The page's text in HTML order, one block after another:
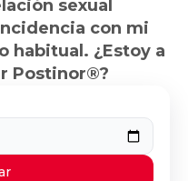
sexual
con mi
habitual. ¿Estoy a
Postinor®?